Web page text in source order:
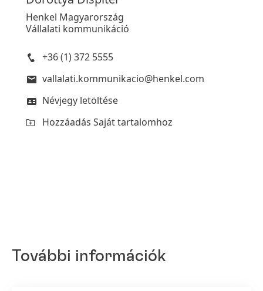
Henkel Magyarország
Vállalati kommunikáció
+36 (1) 372 5555
vallalati.kommunikacio@henkel.com
Névjegy letöltése
Hozzáadás Saját tartalomhoz
További információk